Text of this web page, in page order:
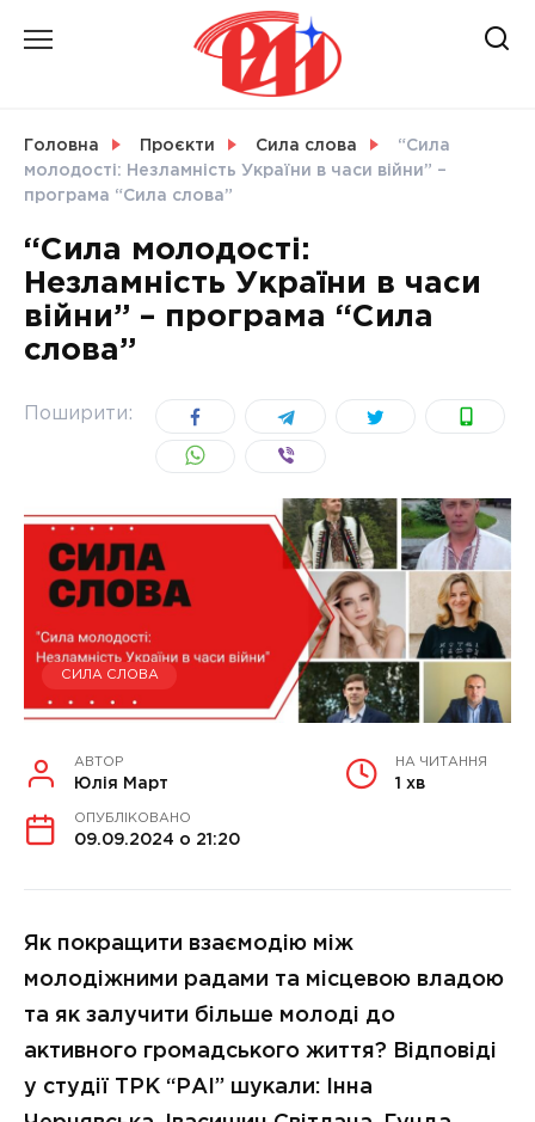
СВІТ
УКРАЇНА
Головна Проєкти Сила слова
“Сила
молодості: Незламність України в часи війни” –
програма “Сила слова”
“Сила молодості:
Незламність України в часи
війни” – програма “Сила
слова”
Поширити:
СИЛА СЛОВА
АВТОР
Юлія Март
НА ЧИТАННЯ
1 хв
ОПУБЛІКОВАНО
09.09.2024 о 21:20
Як покращити взаємодію між
молодіжними радами та місцевою владою
та як залучити більше молоді до
активного громадського життя? Відповіді
у студії ТРК “РАІ” шукали: Інна